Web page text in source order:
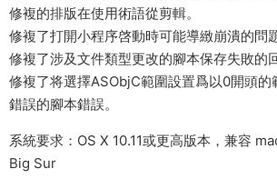
修複的排版在使用術語從剪輯。
修複了打開小程序啓動時可能導緻崩潰的問題
修複了涉及文件類型更改的腳本保存失敗的回
修複了将選擇ASObjC範圍設置爲以0開頭的
錯誤的腳本錯誤。
系統要求：OS X 10.11或更高版本，兼容
Big Sur